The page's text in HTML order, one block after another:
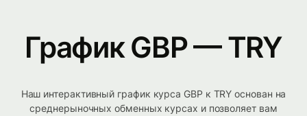
График GBP — TRY
Наш интерактивный график курса GBP к TRY основан на
среднерыночных обменных курсах и позволяет вам